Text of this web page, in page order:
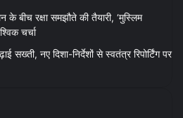
बीच रक्षा समझौते की तैयारी, ‘मुस्लिम
चर्चा
सख्ती, नए दिशा-निर्देशों से स्वतंत्र रिपोर्टिंग पर